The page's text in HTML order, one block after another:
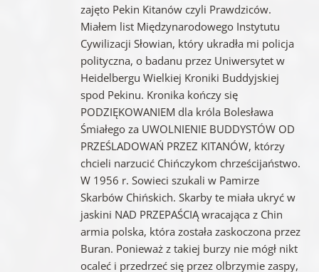
zajęto Pekin Kitanów czyli Prawdziców.
Miałem list Międzynarodowego Instytutu
Cywilizacji Słowian, który ukradła mi policja
polityczna, o badanu przez Uniwersytet w
Heidelbergu Wielkiej Kroniki Buddyjskiej
spod Pekinu. Kronika kończy się
PODZIĘKOWANIEM dla króla Bolesława
Śmiałego za UWOLNIENIE BUDDYSTÓW OD
PRZEŚLADOWAŃ PRZEZ KITANÓW, którzy
chcieli narzucić Chińczykom chrześcijaństwo.
W 1956 r. Sowieci szukali w Pamirze
Skarbów Chińskich. Skarby te miała ukryć w
jaskini NAD PRZEPAŚCIĄ wracająca z Chin
armia polska, która została zaskoczona przez
Buran. Ponieważ z takiej burzy nie mógł nikt
ocaleć i przedrzeć się przez olbrzymie zaspy,